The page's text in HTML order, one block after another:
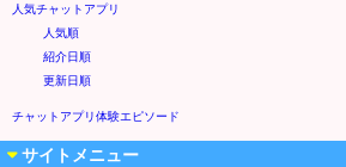
人気チャットアプリ
人気順
紹介日順
更新日順
チャットアプリ体験エピソード
サイトメニュー